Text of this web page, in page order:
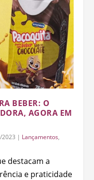
BEBER: O
AGORA EM
| Lançamentos,
destacam a
e praticidade